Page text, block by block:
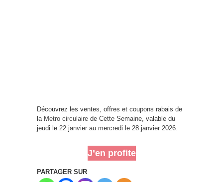
Découvrez les ventes, offres et coupons rabais de
la Metro circulaire de Cette Semaine, valable du
jeudi le 22 janvier au mercredi le 28 janvier 2026.
J’en profite
PARTAGER SUR